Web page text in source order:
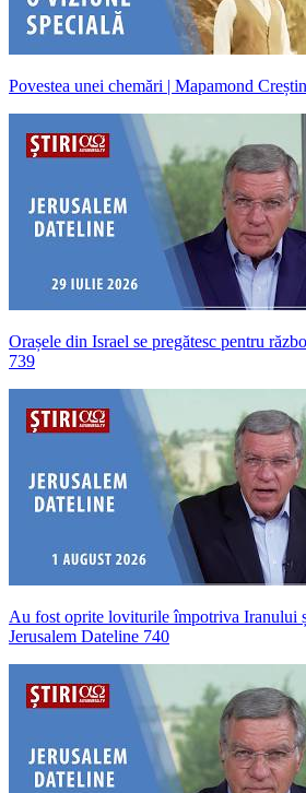
Povestea unei chemări | Mapamond
Orașele din Israel se pregătesc pentru
739
Au fost oprite loviturile împotriva Iranului
Jerusalem Dateline 740